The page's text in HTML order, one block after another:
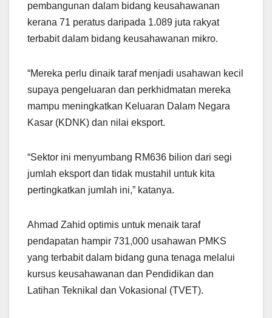
pembangunan dalam bidang keusahawanan
kerana 71 peratus daripada 1.089 juta rakyat
terbabit dalam bidang keusahawanan mikro.
“Mereka perlu dinaik taraf menjadi usahawan kecil
supaya pengeluaran dan perkhidmatan mereka
mampu meningkatkan Keluaran Dalam Negara
Kasar (KDNK) dan nilai eksport.
“Sektor ini menyumbang RM636 bilion dari segi
jumlah eksport dan tidak mustahil untuk kita
pertingkatkan jumlah ini,” katanya.
Ahmad Zahid optimis untuk menaik taraf
pendapatan hampir 731,000 usahawan PMKS
yang terbabit dalam bidang guna tenaga melalui
kursus keusahawanan dan Pendidikan dan
Latihan Teknikal dan Vokasional (TVET).